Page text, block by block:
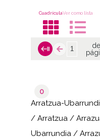
CuadrículaVer como lista
0
Arratzua-
/ Arratzua /
Ubarrundia /